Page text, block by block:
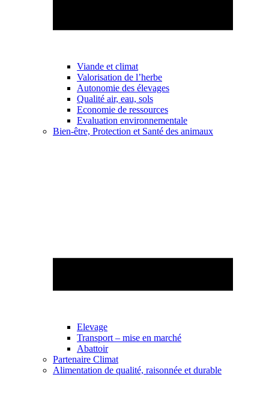
Viande et climat
Valorisation de l’herbe
Autonomie des élevages
Qualité air, eau, sols
Economie de ressources
Evaluation environnementale
Bien-être, Protection et Santé des animaux
Elevage
Transport – mise en marché
Abattoir
Partenaire Climat
Alimentation de qualité, raisonnée et durable